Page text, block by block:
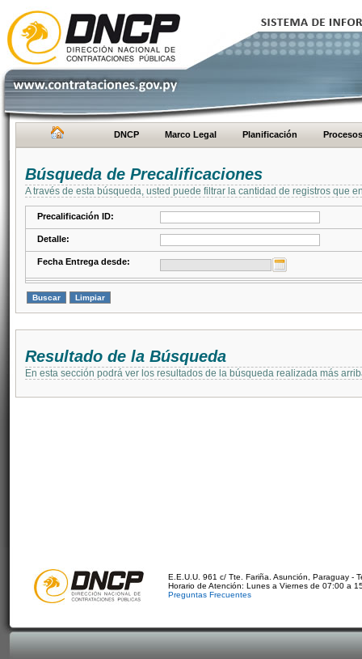
DNCP Marco Legal Planificación Procesos
Búsqueda de Precalificaciones
A través de esta búsqueda, usted puede filtrar la cantidad de registros que
Precalificación ID:
Detalle:
Fecha Entrega desde:
Resultado de la Búsqueda
En esta sección podrá ver los resultados de la búsqueda realizada más
E.E.U.U. 961 c/ Tte. Fariña. Asunción, Paraguay -
Horario de Atención: Lunes a Viernes de 07:00 a
Preguntas Frecuentes